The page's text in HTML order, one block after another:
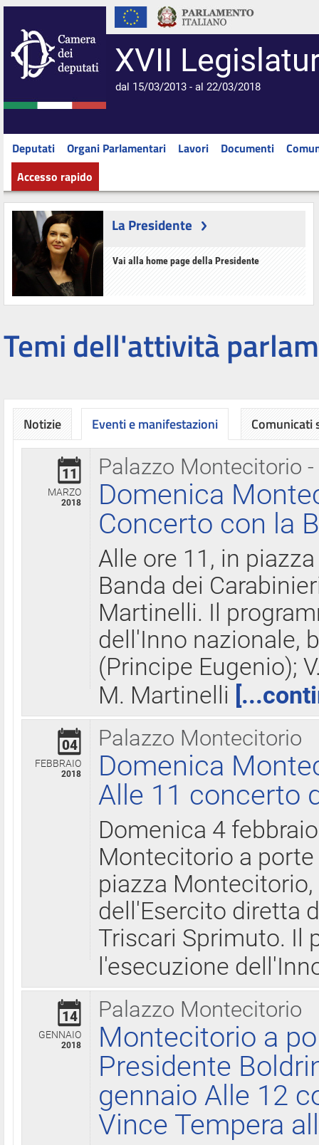
XVII
dal 15/03/2013 - al 22/03/2018
Deputati Organi Parlamentari Lavori Documenti
Accesso rapido
La Presidente
Vai alla home page della Presidente
Temi dell'attività
Notizie Eventi e manifestazioni
Palazzo Montecitorio
11
MARZO
2018
Domenica
Concerto con la
Alle ore 11, in
Banda dei
Martinelli. Il
dell'Inno nazionale,
(Principe Eugenio);
M. Martinelli
Palazzo Montecitorio
04
FEBBRAIO
2018
Domenica
Alle 11 concerto
Domenica 4
Montecitorio a
piazza
dell'Esercito diretta
Triscari Sprimuto. Il
l'esecuzione
Palazzo Montecitorio
14
GENNAIO
2018
Montecitorio a
Presidente
gennaio Alle 12
Vince Tempera
Comunicati